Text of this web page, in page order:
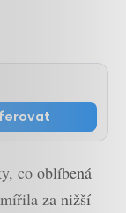
co oblíbená
za nižší